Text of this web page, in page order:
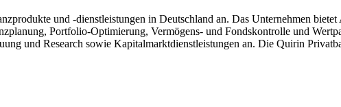
und -dienstleistungen in Deutschland an. Das Unternehmen
Portfolio-Optimierung, Vermögens- und Fondskontrolle und
und Research sowie Kapitalmarktdienstleistungen an. Die Quirin